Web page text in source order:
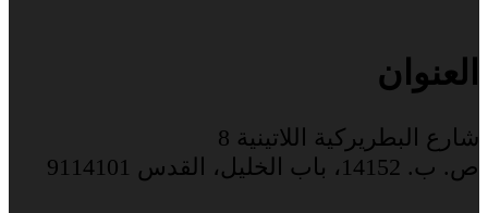
العنوان
شارع البطريركية اللاتينية 8
ص. ب. 14152، باب الخليل، القدس 9114101